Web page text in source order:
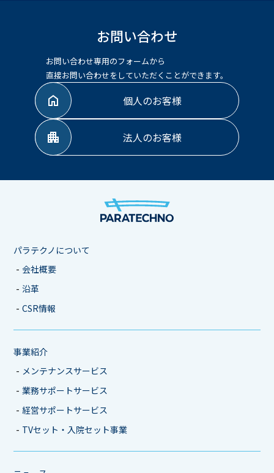
お問い合わせ
お問い合わせ専用のフォームから
直接お問い合わせをしていただくことができます。
個人のお客様
法人のお客様
パラテクノについて
会社概要
沿革
CSR情報
事業紹介
メンテナンスサービス
業務サポートサービス
経営サポートサービス
TVセット・入院セット事業